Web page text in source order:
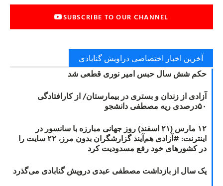
SUBSCRIBE TO OUR CHANNEL
آخرین اخبار اختصاصی دراویش گنابادی
حکم شش سال حبس امیر نوری قطعی شد
آزادی از زندان و بستری در بیمارستان/ از کارافتادگی
۵۰درصدی ریه مصطفی دانشجو
۱۲ مارس (۲۱ اسفند) روز جهانی مبارزه با سانسور در
اینترنت: #آزادی هم‌آیند گزارشگران‌ بدون مرز، ۲۲ سایت را
در کشورهای خود رفع مسدودیت کرد
یک سال از بازداشت مصطفی عبدی درویش گنابادی می‌گذرد